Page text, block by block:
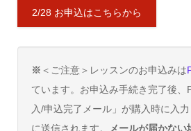
2/28 お申込はこちらから
※ ＜ご注意＞レッスンのお申込みは
ています。お申込み手続き完了後
入/申込完了メール」が購入時に入
に送信されます。
メールが届かな